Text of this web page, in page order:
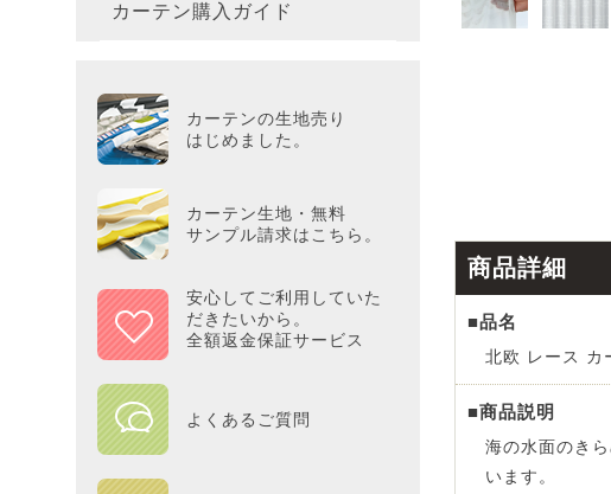
その他のサイズ
冷感・涼感ラグ
286×382cm（本
プー／POOH
プレミアムコレ
革小物
colne
Disney（ディズ
ずっと使えるプ
MILK HOME（
maison de reve
カーテン購入ガイド カーテンサイズ
ミラーレースカ
カーテンの生地売り
はじめました。
カーテン生地・無料
サンプル請求はこちら。
安心してご利用していた
だきたいから。
全額返金保証サービス
よくあるご質問
商品詳細
■品名
北欧 レース カ
■商品説明
海の水面のき
います。